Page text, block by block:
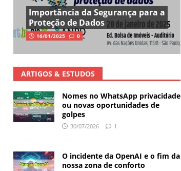
Importância da Segurança para a
Proteção de Dados
16/01/2025 0
ARTIGOS & ESTUDOS
Nomes no WhatsApp privacidade
ou novas oportunidades de
golpes
30/07/2026 1
O incidente da OpenAI e o fim da
nossa zona de conforto